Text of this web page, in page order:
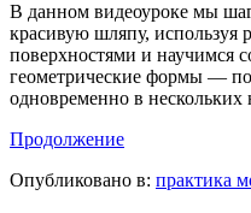
В данном видеоуроке мы
красивую шляпу, используя
поверхностями и научимся
геометрические формы —
одновременно в нескольких
Продолжение
Опубликовано в: практика